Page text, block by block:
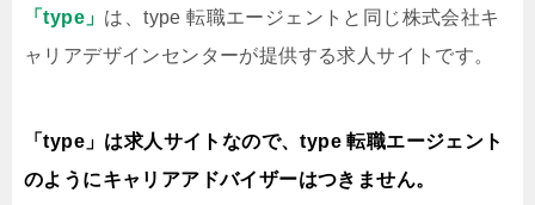
「type」 は、type 転職エージェントと同じ株式会社キ
ャリアデザインセンターが提供する求人サイトです。
「type」は求人サイトなので、type 転職エージェント
のようにキャリアアドバイザーはつきません。